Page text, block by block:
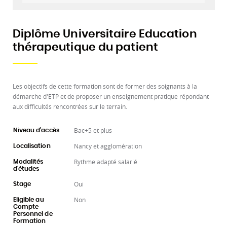
Diplôme Universitaire Education
thérapeutique du patient
Les objectifs de cette formation sont de former des soignants à la
démarche d'ETP et de proposer un enseignement pratique répondant
aux difficultés rencontrées sur le terrain.
Niveau d'accès Bac+5 et plus
Localisation Nancy et agglomération
Modalités
d'études
Rythme adapté salarié
Stage Oui
Eligible au
Compte
Personnel de
Formation
Non